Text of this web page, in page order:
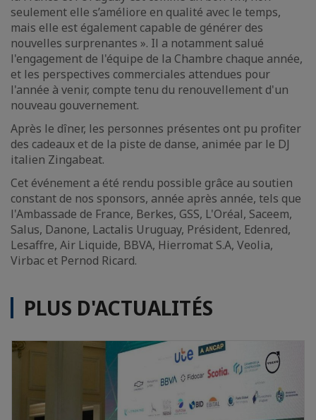
seulement elle s’améliore en qualité avec le temps,
mais elle est également capable de générer des
nouvelles surprenantes ». Il a notamment salué
l'engagement de l'équipe de la Chambre chaque année,
et les perspectives commerciales attendues pour
l'année à venir, compte tenu du renouvellement d'un
nouveau gouvernement.
Après le dîner, les personnes présentes ont pu profiter
des cadeaux et de la piste de danse, animée par le DJ
italien Zingabeat.
Cet événement a été rendu possible grâce au soutien
constant de nos sponsors, année après année, tels que
l'Ambassade de France, Berkes, GSS, L'Oréal, Saceem,
Salus, Danone, Lactalis Uruguay, Président, Edenred,
Lesaffre, Air Liquide, BBVA, Hierromat S.A, Veolia,
Virbac et Pernod Ricard.
PLUS D'ACTUALITÉS